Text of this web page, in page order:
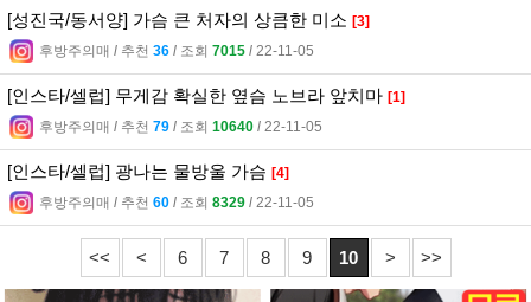
[성진국/동서양] 가슴 큰 처자의 상큼한 미소 [3]
후방주의매 l 추천 36 l 조회 7015 l 22-11-05
[인스타/셀럽] 무게감 확실한 옆슴 노브라 앞치마 [1]
후방주의매 l 추천 79 l 조회 10640 l 22-11-05
[인스타/셀럽] 광나는 물방울 가슴 [4]
후방주의매 l 추천 60 l 조회 8329 l 22-11-05
<< < 6 7 8 9 10 > >>